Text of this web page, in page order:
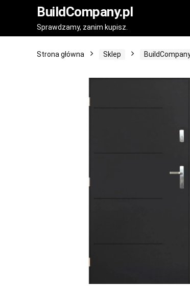
BuildCompany.pl
Sprawdzamy, zanim kupisz.
Strona główna Sklep